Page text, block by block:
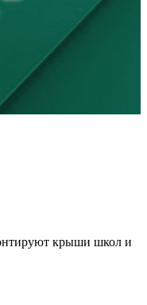
8 августа
гибели
катера и лодки в
крыши школ и